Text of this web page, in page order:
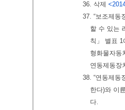
36. 삭제
37. “보조제동
할 수 있는
칙」 별표 1
형화물자동
연동제동장
38. “연동제동
한다)와 이
다.